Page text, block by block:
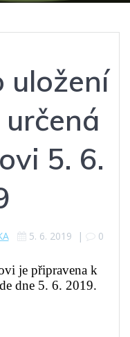
uložení
5. 6.
5. 6. 2019 | 0
je připravena k
dne 5. 6. 2019.